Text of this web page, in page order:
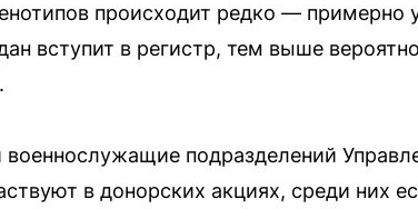
происходит редко — примерно
вступит в регистр, тем выше
военнослужащие подразделений
в донорских акциях, среди них